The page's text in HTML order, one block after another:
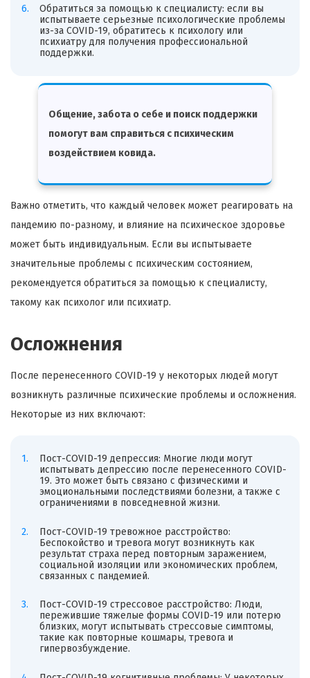
Обратиться за помощью к специалисту: если вы
испытываете серьезные психологические проблемы
из-за COVID-19, обратитесь к психологу или
психиатру для получения профессиональной
поддержки.
Общение, забота о себе и поиск поддержки
помогут вам справиться с психическим
воздействием ковида.
Важно отметить, что каждый человек может реагировать на
пандемию по-разному, и влияние на психическое здоровье
может быть индивидуальным. Если вы испытываете
значительные проблемы с психическим состоянием,
рекомендуется обратиться за помощью к специалисту,
такому как психолог или психиатр.
Осложнения
После перенесенного COVID-19 у некоторых людей могут
возникнуть различные психические проблемы и осложнения.
Некоторые из них включают:
Пост-COVID-19 депрессия: Многие люди могут
испытывать депрессию после перенесенного COVID-
19. Это может быть связано с физическими и
эмоциональными последствиями болезни, а также с
ограничениями в повседневной жизни.
Пост-COVID-19 тревожное расстройство:
Беспокойство и тревога могут возникнуть как
результат страха перед повторным заражением,
социальной изоляции или экономических проблем,
связанных с пандемией.
Пост-COVID-19 стрессовое расстройство: Люди,
пережившие тяжелые формы COVID-19 или потерю
близких, могут испытывать стрессовые симптомы,
такие как повторные кошмары, тревога и
гипервозбуждение.